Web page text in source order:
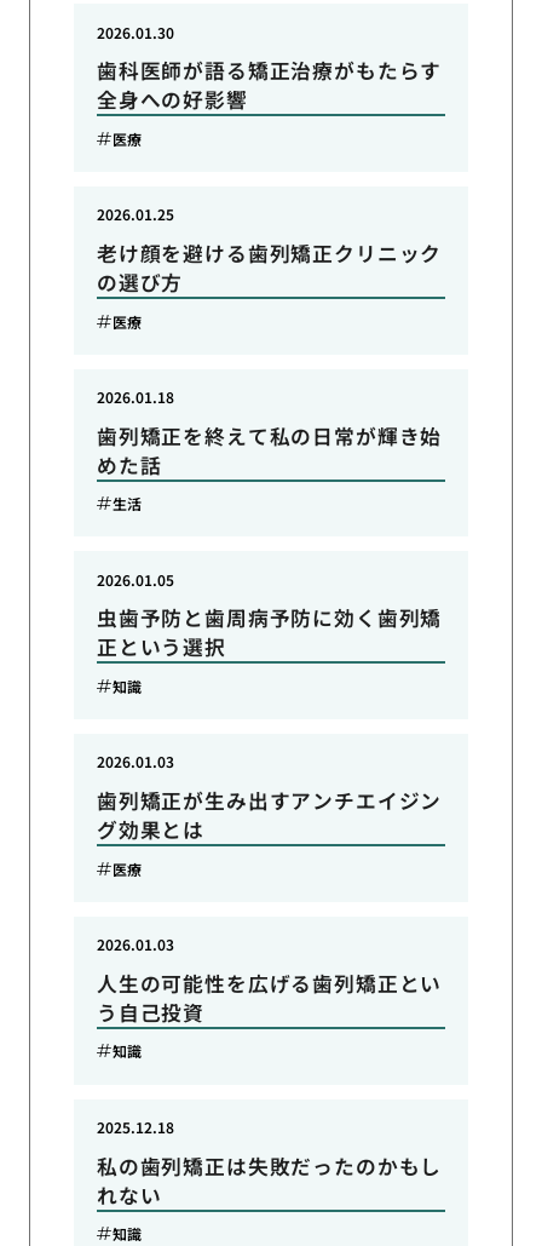
歯科医師が語る矯正治療がもたらす
全身への好影響
2026.01.30
医療
老け顔を避ける歯列矯正クリニック
の選び方
2026.01.25
医療
歯列矯正を終えて私の日常が輝き始
めた話
2026.01.18
生活
虫歯予防と歯周病予防に効く歯列矯
正という選択
2026.01.05
知識
歯列矯正が生み出すアンチエイジン
グ効果とは
2026.01.03
医療
人生の可能性を広げる歯列矯正とい
う自己投資
2026.01.03
知識
私の歯列矯正は失敗だったのかもし
れない
2025.12.18
知識